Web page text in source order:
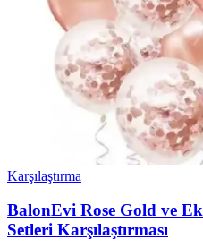
Karşılaştırma
BalonEvi Rose Gold ve
Setleri Karşılaştırması